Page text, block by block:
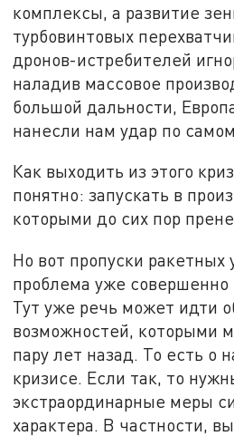
комплексы, а развитие
турбовинтовых
дронов-истребителей
наладив массовое
большой дальности,
нанесли нам удар по
Как выходить из этого
понятно: запускать в
которыми до сих пор
Но вот пропуски ракетных
проблема уже совершенно
Тут уже речь может идти
возможностей, которыми
пару лет назад. То есть о
кризисе. Если так, то
экстраординарные меры
характера. В частности,